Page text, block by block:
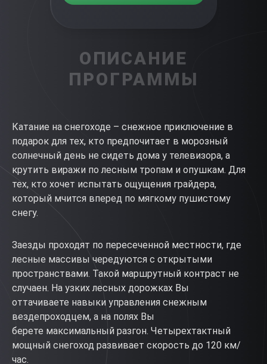
ОПИСАНИЕ
ПРОГРАММЫ
Катание на снегоходе – снежное приключение в
подарок для тех, кто предпочитает в морозный
солнечный день не сидеть дома у телевизора, а
крутить виражи по лесным тропам и опушкам. Для
тех, кто хочет испытать ощущения грайдера,
который мчится вперед по мягкому пушистому
снегу.
Заезды проходят по пересеченной местности, где
лесные массивы чередуются с открытыми
пространствами. Такой маршрутный контраст не
случаен. На узких лесных дорожках Вы
оттачиваете навыки управления снежным
вездепроходцем, а на полях Вы
берете максимальный разгон. Четырехтактный
мощный снегоход развивает скорость до 120 км/
час.